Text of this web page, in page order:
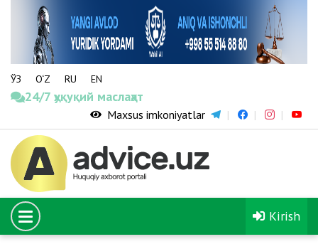
ЎЗ O‘Z RU EN
24/7 ҳуқуқий маслаҳат
Maxsus imkoniyatlar
Kirish